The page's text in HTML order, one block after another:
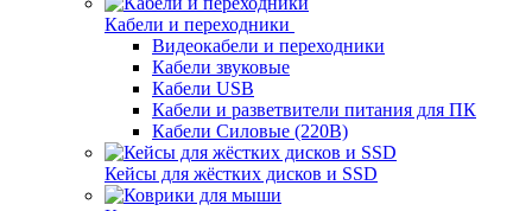
Кабели и переходники
Видеокабели и переходники
Кабели звуковые
Кабели USB
Кабели и разветвители питания для ПК
Кабели Силовые (220В)
Кейсы для жёстких дисков и SSD